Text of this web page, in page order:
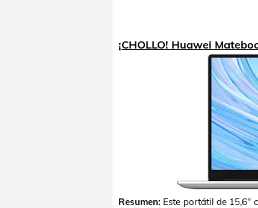
¡CHOLLO! Huawei
Resumen: Este portátil de 15,6"